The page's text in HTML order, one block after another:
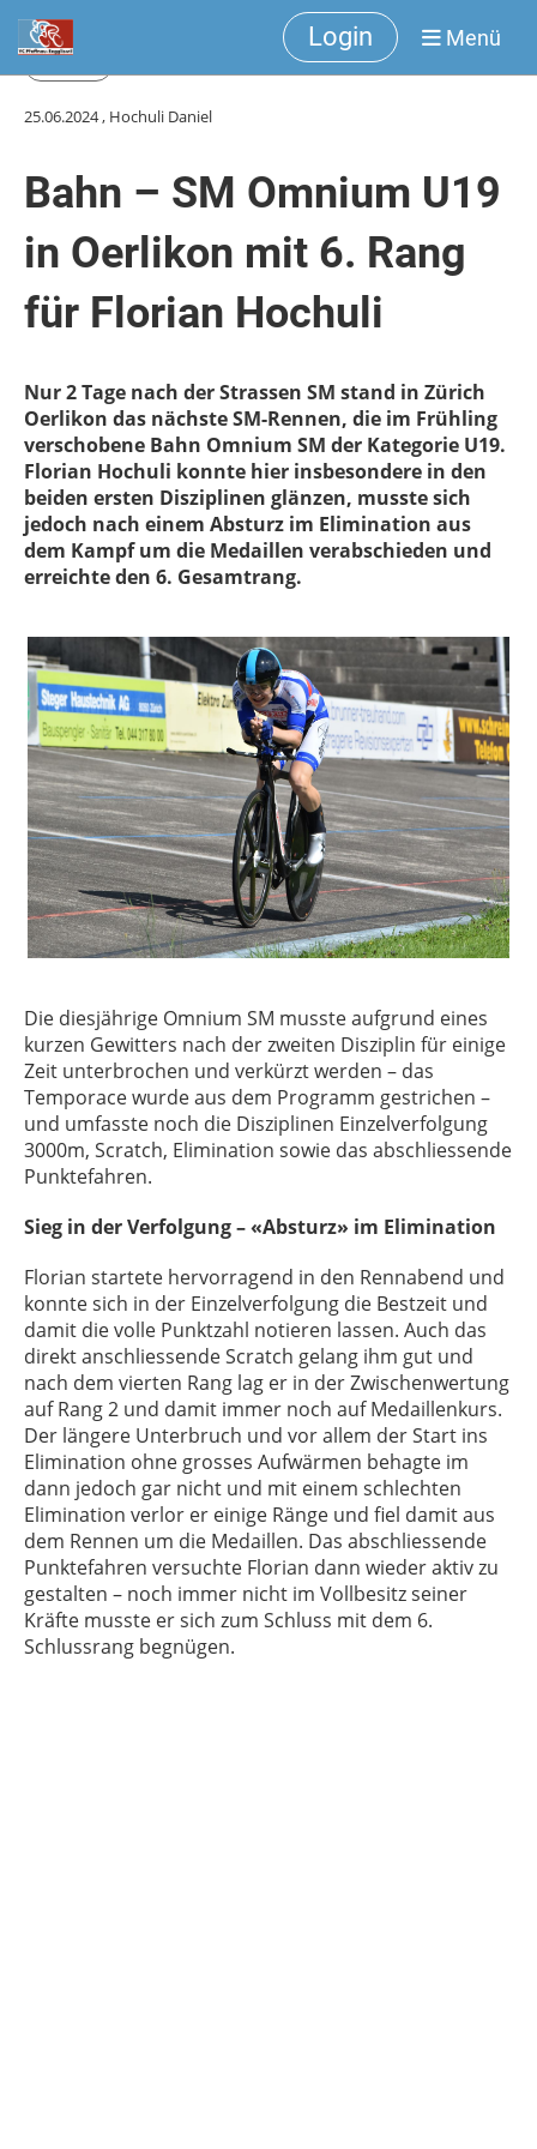
Login Menü
25.06.2024, Hochuli Daniel
Bahn – SM Omnium U19
in Oerlikon mit 6. Rang
für Florian Hochuli
Nur 2 Tage nach der Strassen SM stand in Zürich
Oerlikon das nächste SM-Rennen, die im Frühling
verschobene Bahn Omnium SM der Kategorie U19.
Florian Hochuli konnte hier insbesondere in den
beiden ersten Disziplinen glänzen, musste sich
jedoch nach einem Absturz im Elimination aus
dem Kampf um die Medaillen verabschieden und
erreichte den 6. Gesamtrang.
Die diesjährige Omnium SM musste aufgrund eines
kurzen Gewitters nach der zweiten Disziplin für einige
Zeit unterbrochen und verkürzt werden – das
Temporace wurde aus dem Programm gestrichen –
und umfasste noch die Disziplinen Einzelverfolgung
3000m, Scratch, Elimination sowie das abschliessende
Punktefahren.
Sieg in der Verfolgung – «Absturz» im Elimination
Florian startete hervorragend in den Rennabend und
konnte sich in der Einzelverfolgung die Bestzeit und
damit die volle Punktzahl notieren lassen. Auch das
direkt anschliessende Scratch gelang ihm gut und
nach dem vierten Rang lag er in der Zwischenwertung
auf Rang 2 und damit immer noch auf Medaillenkurs.
Der längere Unterbruch und vor allem der Start ins
Elimination ohne grosses Aufwärmen behagte im
dann jedoch gar nicht und mit einem schlechten
Elimination verlor er einige Ränge und fiel damit aus
dem Rennen um die Medaillen. Das abschliessende
Punktefahren versuchte Florian dann wieder aktiv zu
gestalten – noch immer nicht im Vollbesitz seiner
Kräfte musste er sich zum Schluss mit dem 6.
Schlussrang begnügen.